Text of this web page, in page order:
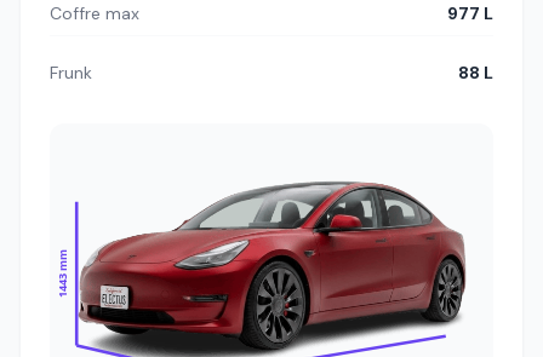
Coffre max 977 L
Frunk 88 L
1443 mm